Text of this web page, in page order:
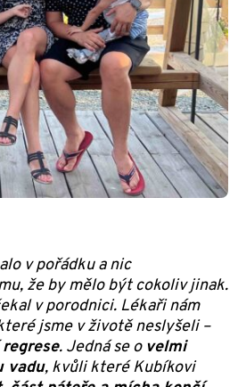
v pořádku a nic
že by mělo být cokoliv jinak.
v porodnici. Lékaři nám
jsme v životě neslyšeli –
. Jedná se o velmi
vadu, kvůli které Kubíkovi